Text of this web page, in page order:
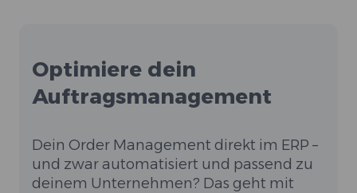
Optimiere dein
Auftragsmanagement
Dein Order Management direkt im ERP –
und zwar automatisiert und passend zu
deinem Unternehmen? Das geht mit